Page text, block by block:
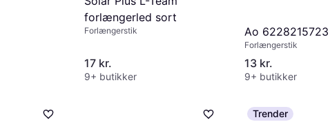
forlængerled sort
Forlængerstik
17 kr.
9+ butikker
Ao 6228215723
Forlængerstik
13 kr.
9+ butikker
Trender